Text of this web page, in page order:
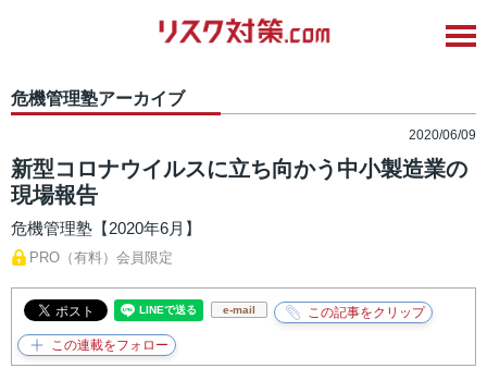
危機管理塾アーカイブ
2020/06/09
新型コロナウイルスに立ち向かう中小製造業の
現場報告
危機管理塾【2020年6月】
PRO（有料）会員限定
e-mail